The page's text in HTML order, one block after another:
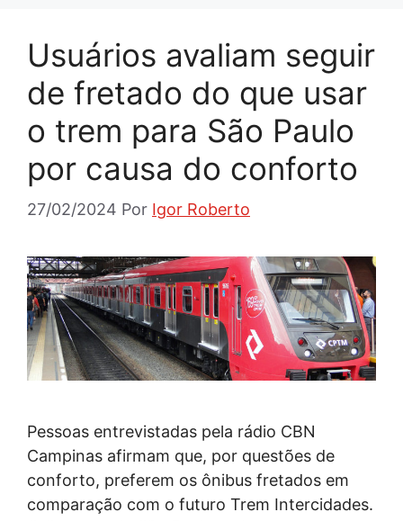
Usuários avaliam seguir
de fretado do que usar
o trem para São Paulo
por causa do conforto
27/02/2024 Por Igor Roberto
Pessoas entrevistadas pela rádio CBN
Campinas afirmam que, por questões de
conforto, preferem os ônibus fretados em
comparação com o futuro Trem Intercidades.